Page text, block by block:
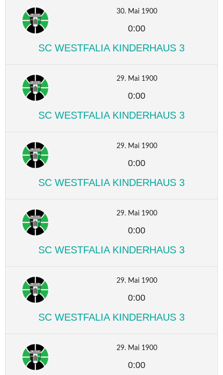
30. Mai 1900
0:00
SC WESTFALIA KINDERHAUS 3
29. Mai 1900
0:00
SC WESTFALIA KINDERHAUS 3
29. Mai 1900
0:00
SC WESTFALIA KINDERHAUS 3
29. Mai 1900
0:00
SC WESTFALIA KINDERHAUS 3
29. Mai 1900
0:00
SC WESTFALIA KINDERHAUS 3
29. Mai 1900
0:00